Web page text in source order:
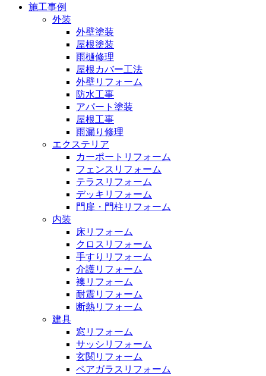
施工事例
外装
外壁塗装
屋根塗装
雨樋修理
屋根カバー工法
外壁リフォーム
防水工事
アパート塗装
屋根工事
雨漏り修理
エクステリア
カーポートリフォーム
フェンスリフォーム
テラスリフォーム
デッキリフォーム
門扉・門柱リフォーム
内装
床リフォーム
クロスリフォーム
手すりリフォーム
介護リフォーム
襖リフォーム
耐震リフォーム
断熱リフォーム
建具
窓リフォーム
サッシリフォーム
玄関リフォーム
ペアガラスリフォーム